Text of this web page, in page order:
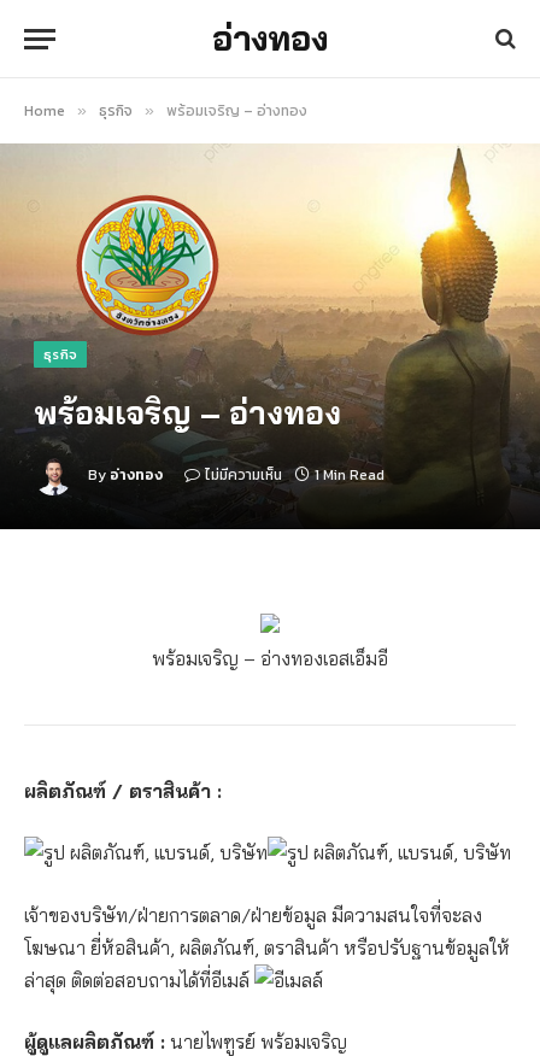
อ่างทอง
Home » ธุรกิจ » พร้อมเจริญ – อ่างทอง
ธุรกิจ
พร้อมเจริญ – อ่างทอง
By อ่างทอง ไม่มีความเห็น 1 Min Read
พร้อมเจริญ – อ่างทองเอสเอ็มอี
ผลิตภัณฑ์ / ตราสินค้า :
เจ้าของบริษัท/ฝ่ายการตลาด/ฝ่ายข้อมูล มีความสนใจที่จะลง
โฆษณา ยี่ห้อสินค้า, ผลิตภัณฑ์, ตราสินค้า หรือปรับฐานข้อมูลให้
ล่าสุด ติดต่อสอบถามได้ที่อีเมล์
ผู้ดูแลผลิตภัณฑ์ : นายไพฑูรย์ พร้อมเจริญ